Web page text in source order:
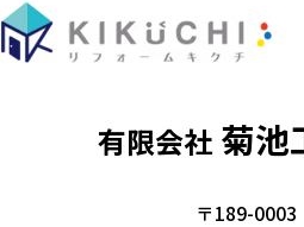
有限会社 菊池
〒189-0003